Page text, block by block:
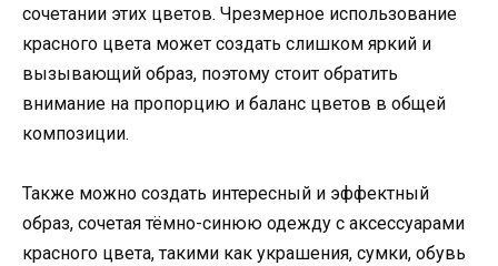
сочетании этих цветов. Чрезмерное использование
красного цвета может создать слишком яркий и
вызывающий образ, поэтому стоит обратить
внимание на пропорцию и баланс цветов в общей
композиции.
Также можно создать интересный и эффектный
образ, сочетая тёмно-синюю одежду с аксессуарами
красного цвета, такими как украшения, сумки, обувь